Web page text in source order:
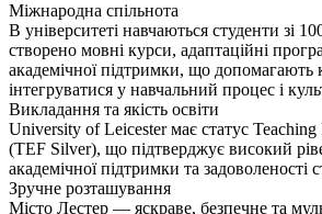
Міжнародна спільнота
В університеті навчаються студенти зі
створено мовні курси, адаптаційні
академічної підтримки, що допомагають
інтегруватися у навчальний процес і
Викладання та якість освіти
University of Leicester має статус
(TEF Silver), що підтверджує високий
академічної підтримки та задоволеності
Зручне розташування
Місто Лестер — яскраве, безпечне та